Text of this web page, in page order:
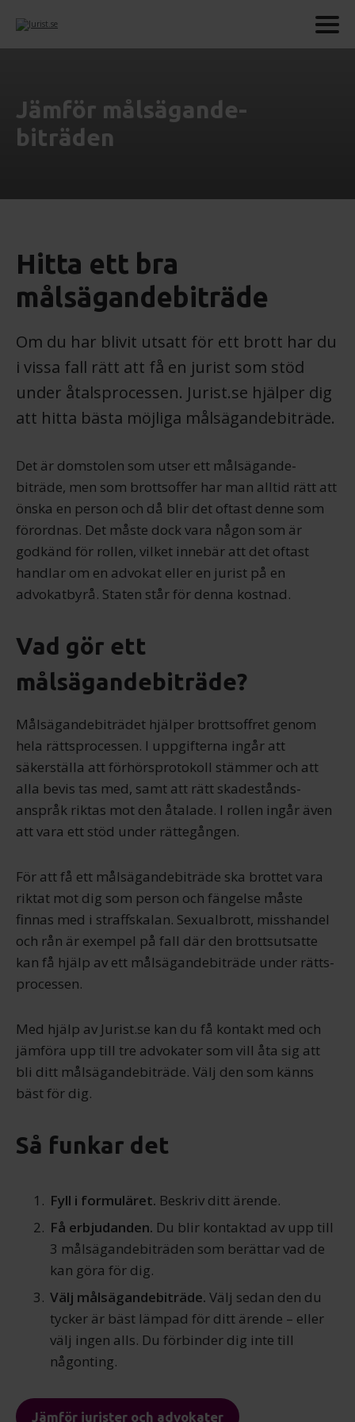
Jämför målsägande­
biträden
Hitta ett bra
målsägandebiträde
Om du har blivit utsatt för ett brott har du
i vissa fall rätt att få en jurist som stöd
under åtals­processen. Jurist.se hjälper dig
att hitta bästa möjliga målsägande­biträde.
Det är domstolen som utser ett målsägande­
biträde, men som brottsoffer har man alltid rätt att
önska en person och då blir det oftast denne som
förordnas. Det måste dock vara någon som är
godkänd för rollen, vilket innebär att det oftast
handlar om en advokat eller en jurist på en
advokatbyrå. Staten står för denna kostnad.
Vad gör ett
målsägandebiträde?
Målsägandebiträdet hjälper brottsoffret genom
hela rättsprocessen. I uppgifterna ingår att
säkerställa att förhörs­protokoll stämmer och att
alla bevis tas med, samt att rätt skadestånds­
anspråk riktas mot den åtalade. I rollen ingår även
att vara ett stöd under rättegången.
För att få ett målsägandebiträde ska brottet vara
riktat mot dig som person och fängelse måste
finnas med i straff­skalan. Sexualbrott, misshandel
och rån är exempel på fall där den brotts­utsatte
kan få hjälp av ett målsägandebiträde under rätts­
processen.
Med hjälp av Jurist.se kan du få kontakt med och
jämföra upp till tre advokater som vill åta sig att
bli ditt målsägande­biträde. Välj den som känns
bäst för dig.
Så funkar det
Fyll i formuläret. Beskriv ditt ärende.
Få erbjudanden. Du blir kontaktad av upp till
3 målsägandebiträden som berättar vad de
kan göra för dig.
Välj målsägandebiträde. Välj sedan den du
tycker är bäst lämpad för ditt ärende – eller
välj ingen alls. Du förbinder dig inte till
någonting.
Jämför jurister och advokater